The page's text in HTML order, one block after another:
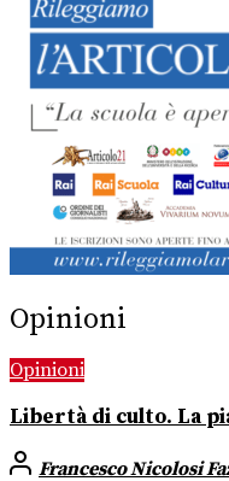
Opinioni
Opinioni
Libertà di culto. La
Francesco Nicolosi